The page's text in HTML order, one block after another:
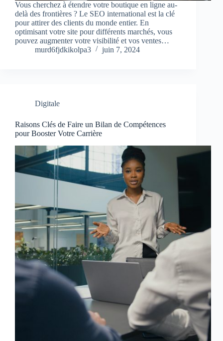
Vous cherchez à étendre votre boutique en ligne au-
delà des frontières ? Le SEO international est la clé
pour attirer des clients du monde entier. En
optimisant votre site pour différents marchés, vous
pouvez augmenter votre visibilité et vos ventes…
murd6fjdkikolpa3
juin 7, 2024
Digitale
Raisons Clés de Faire un Bilan de Compétences
pour Booster Votre Carrière